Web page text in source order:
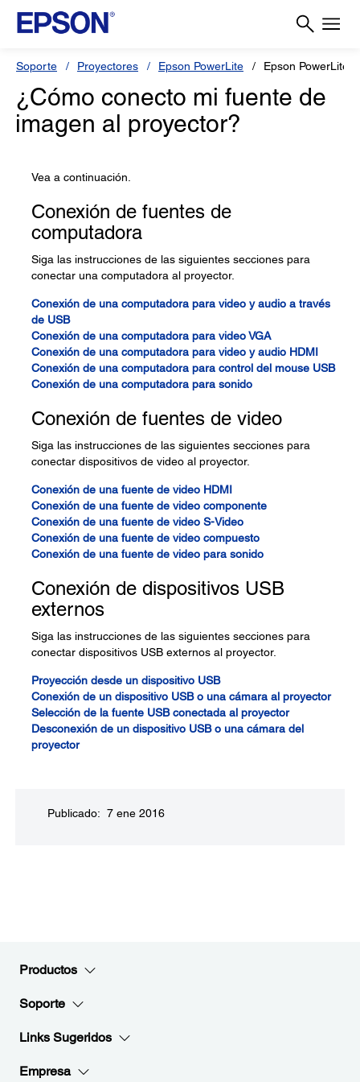
Soporte Proyectores Epson PowerLite Epson PowerLite
¿Cómo conecto mi fuente de
imagen al proyector?
Vea a continuación.
Conexión de fuentes de
computadora
Siga las instrucciones de las siguientes secciones para
conectar una computadora al proyector.
Conexión de una computadora para video y audio a través
de USB
Conexión de una computadora para video VGA
Conexión de una computadora para video y audio HDMI
Conexión de una computadora para control del mouse USB
Conexión de una computadora para sonido
Conexión de fuentes de video
Siga las instrucciones de las siguientes secciones para
conectar dispositivos de video al proyector.
Conexión de una fuente de video HDMI
Conexión de una fuente de video componente
Conexión de una fuente de video S-Video
Conexión de una fuente de video compuesto
Conexión de una fuente de video para sonido
Conexión de dispositivos USB
externos
Siga las instrucciones de las siguientes secciones para
conectar dispositivos USB externos al proyector.
Proyección desde un dispositivo USB
Conexión de un dispositivo USB o una cámara al proyector
Selección de la fuente USB conectada al proyector
Desconexión de un dispositivo USB o una cámara del
proyector
Publicado: 7 ene 2016
Productos
Soporte
Links Sugeridos
Empresa